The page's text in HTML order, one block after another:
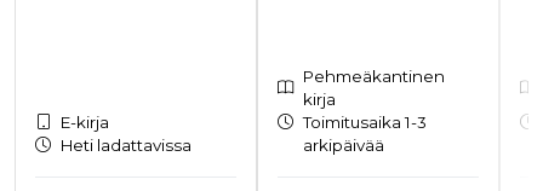
E-kirja
Heti ladattavissa
Pehmeäkantinen
kirja
Toimitusaika 1-3
arkipäivää